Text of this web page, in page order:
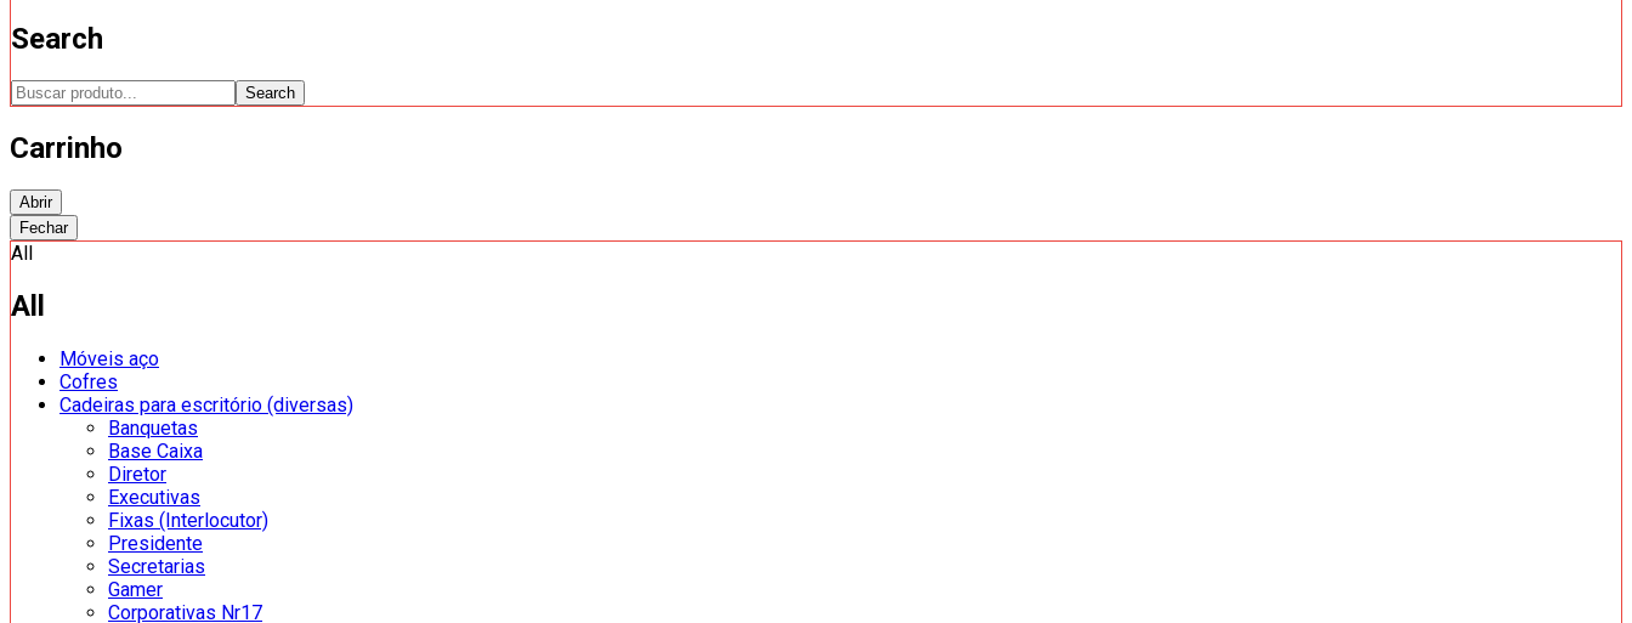
Search
Search
Carrinho
Abrir
Fechar
All
All
Móveis aço
Cofres
Cadeiras para escritório (diversas)
Banquetas
Base Caixa
Diretor
Executivas
Fixas (Interlocutor)
Presidente
Secretarias
Gamer
Corporativas Nr17